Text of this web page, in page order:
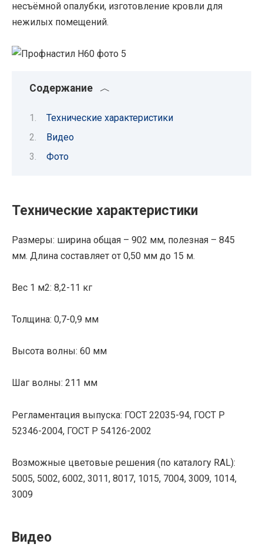
несъёмной опалубки, изготовление кровли для
нежилых помещений.
Содержание
Технические характеристики
Видео
Фото
Технические характеристики
Размеры: ширина общая – 902 мм, полезная – 845
мм. Длина составляет от 0,50 мм до 15 м.
Вес 1 м2: 8,2-11 кг
Толщина: 0,7-0,9 мм
Высота волны: 60 мм
Шаг волны: 211 мм
Регламентация выпуска: ГОСТ 22035-94, ГОСТ Р
52346-2004, ГОСТ Р 54126-2002
Возможные цветовые решения (по каталогу RAL):
5005, 5002, 6002, 3011, 8017, 1015, 7004, 3009, 1014,
3009
Видео